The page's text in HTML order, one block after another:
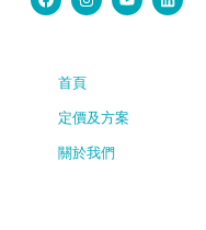
首頁
定價及方案
關於我們